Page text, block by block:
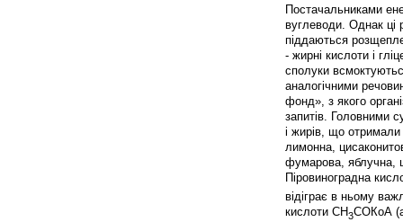
Постачальниками
вуглеводи. Однак
піддаються
- жирні кислоти і
сполуки
аналогічними
фонд», з якого
запитів. Головними
і жирів, що
лимонна,
фумарова, яблучна,
Піровиноградна
відіграє в ньому
кислоти СН3СОКоА